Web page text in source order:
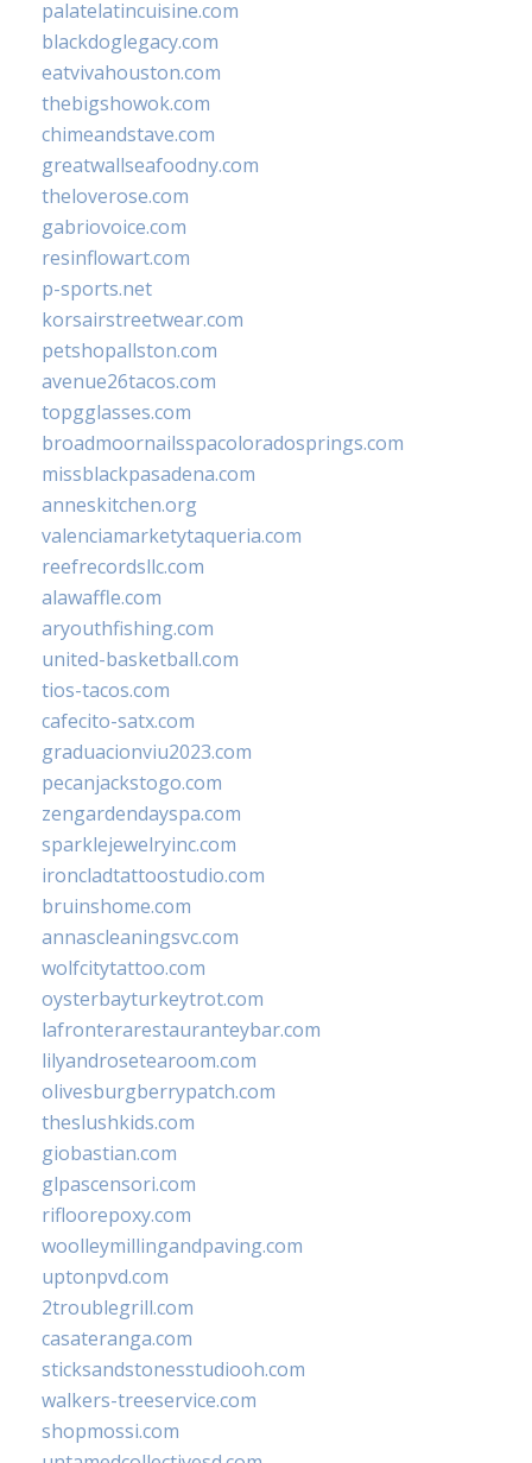
palatelatincuisine.com
blackdoglegacy.com
eatvivahouston.com
thebigshowok.com
chimeandstave.com
greatwallseafoodny.com
theloverose.com
gabriovoice.com
resinflowart.com
p-sports.net
korsairstreetwear.com
petshopallston.com
avenue26tacos.com
topgglasses.com
broadmoornailsspacoloradosprings.com
missblackpasadena.com
anneskitchen.org
valenciamarketytaqueria.com
reefrecordsllc.com
alawaffle.com
aryouthfishing.com
united-basketball.com
tios-tacos.com
cafecito-satx.com
graduacionviu2023.com
pecanjackstogo.com
zengardendayspa.com
sparklejewelryinc.com
ironcladtattoostudio.com
bruinshome.com
annascleaningsvc.com
wolfcitytattoo.com
oysterbayturkeytrot.com
lafronterarestauranteybar.com
lilyandrosetearoom.com
olivesburgberrypatch.com
theslushkids.com
giobastian.com
glpascensori.com
rifloorepoxy.com
woolleymillingandpaving.com
uptonpvd.com
2troublegrill.com
casateranga.com
sticksandstonesstudiooh.com
walkers-treeservice.com
shopmossi.com